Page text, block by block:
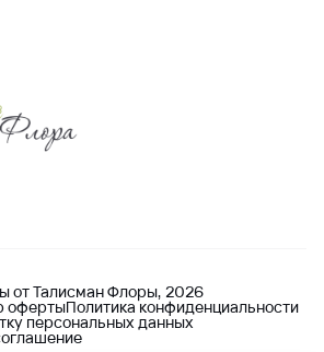
от Талисман Флоры, 2026
офертыПолитика конфиденциальности
персональных данных